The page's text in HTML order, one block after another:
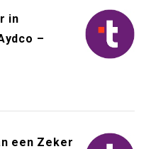
in
–
een Zeker